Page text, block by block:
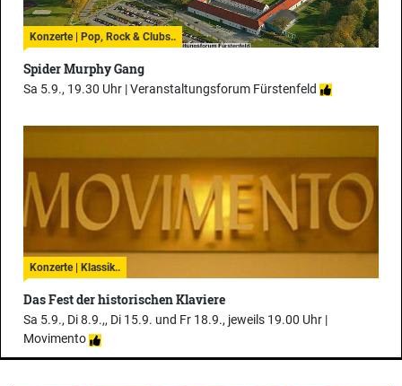
Konzerte | Pop, Rock & Clubs..
Spider Murphy Gang
Sa 5.9., 19.30 Uhr |Veranstaltungsforum Fürstenfeld
Konzerte | Klassik..
Das Fest der historischen Klaviere
Sa 5.9., Di 8.9.,, Di 15.9. und Fr 18.9., jeweils 19.00 Uhr |
Movimento